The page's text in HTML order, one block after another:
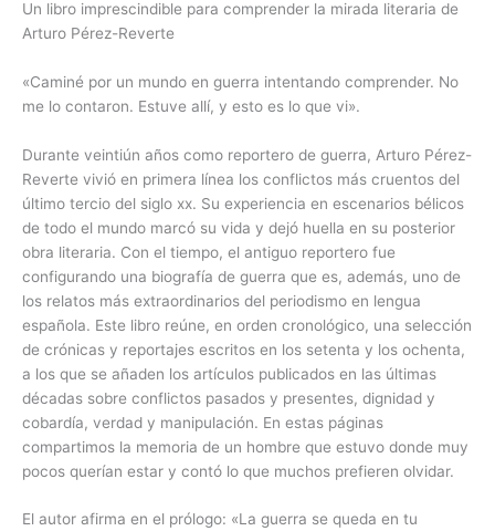
Un libro imprescindible para comprender la mirada literaria de
Arturo Pérez-Reverte
«Caminé por un mundo en guerra intentando comprender. No
me lo contaron. Estuve allí, y esto es lo que vi».
Durante veintiún años como reportero de guerra, Arturo Pérez-
Reverte vivió en primera línea los conflictos más cruentos del
último tercio del siglo xx. Su experiencia en escenarios bélicos
de todo el mundo marcó su vida y dejó huella en su posterior
obra literaria. Con el tiempo, el antiguo reportero fue
configurando una biografía de guerra que es, además, uno de
los relatos más extraordinarios del periodismo en lengua
española. Este libro reúne, en orden cronológico, una selección
de crónicas y reportajes escritos en los setenta y los ochenta,
a los que se añaden los artículos publicados en las últimas
décadas sobre conflictos pasados y presentes, dignidad y
cobardía, verdad y manipulación. En estas páginas
compartimos la memoria de un hombre que estuvo donde muy
pocos querían estar y contó lo que muchos prefieren olvidar.
El autor afirma en el prólogo: «La guerra se queda en tu